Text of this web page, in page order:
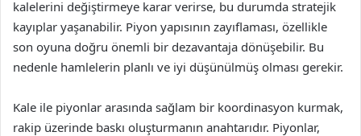
kalelerini değiştirmeye karar verirse, bu durumda stratejik
kayıplar yaşanabilir. Piyon yapısının zayıflaması, özellikle
son oyuna doğru önemli bir dezavantaja dönüşebilir. Bu
nedenle hamlelerin planlı ve iyi düşünülmüş olması gerekir.
Kale ile piyonlar arasında sağlam bir koordinasyon kurmak,
rakip üzerinde baskı oluşturmanın anahtarıdır. Piyonlar,